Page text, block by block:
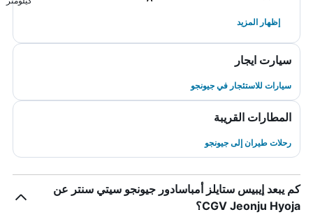
إظهار المزيد
سيارت ايجار
سيارات للاستئجار في جيونجو
المطارات القريبة
رحلات طيران إلى جيونجو
كم يبعد إيبيس ستايلز أمباسادور جيونجو سيتي سنتر عن
CGV Jeonju Hyoja؟